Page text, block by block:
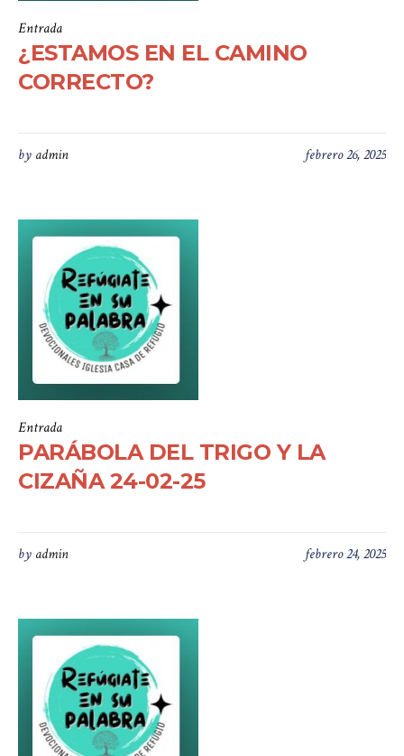
Entrada
¿ESTAMOS EN EL CAMINO
CORRECTO?
febrero 26, 2025
by admin
Entrada
PARÁBOLA DEL TRIGO Y LA
CIZAÑA 24-02-25
febrero 24, 2025
by admin